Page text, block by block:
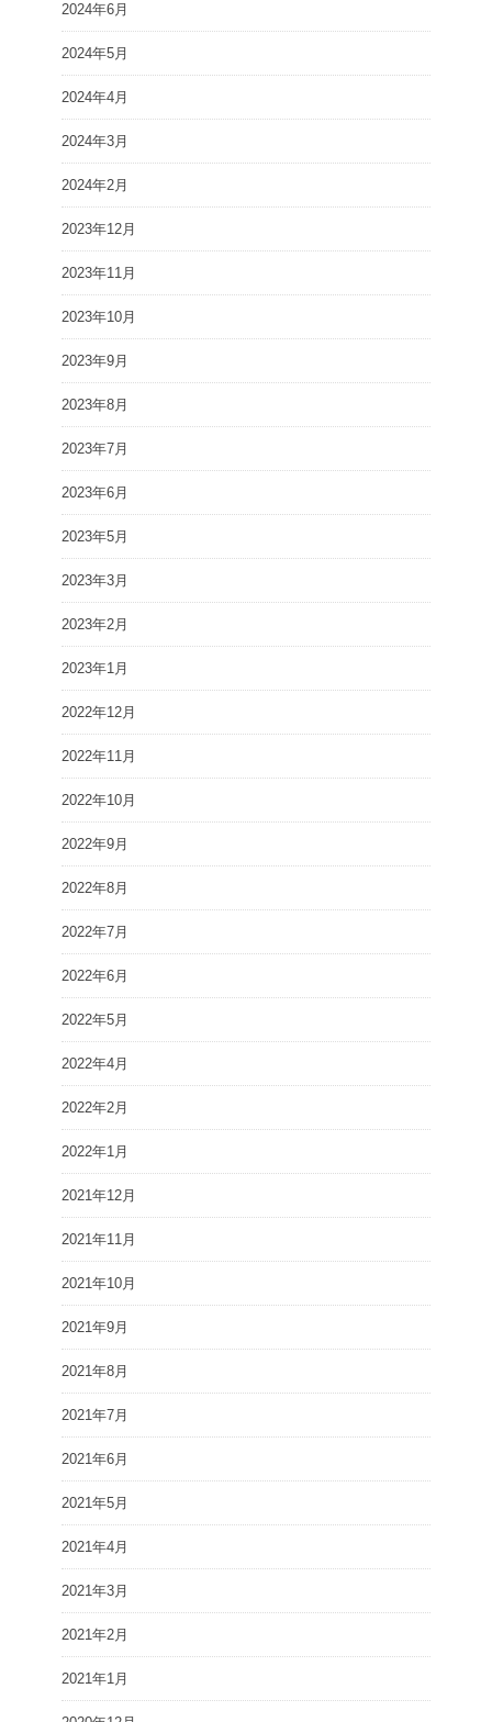
2024年6月
2024年5月
2024年4月
2024年3月
2024年2月
2023年12月
2023年11月
2023年10月
2023年9月
2023年8月
2023年7月
2023年6月
2023年5月
2023年3月
2023年2月
2023年1月
2022年12月
2022年11月
2022年10月
2022年9月
2022年8月
2022年7月
2022年6月
2022年5月
2022年4月
2022年2月
2022年1月
2021年12月
2021年11月
2021年10月
2021年9月
2021年8月
2021年7月
2021年6月
2021年5月
2021年4月
2021年3月
2021年2月
2021年1月